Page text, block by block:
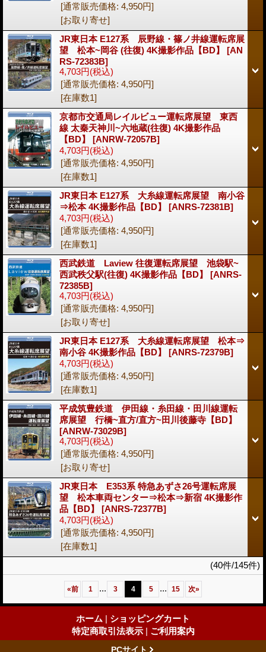
[通常販売価格: 4,950円]
[お取り寄せ]
JR東日本 E127系 辰野線・篠ノ井線運転席展
望 松本~岡谷 (往復) 4K撮影作品【BD】 [AN
RS-72383B]
4,703円(税込)
[通常販売価格: 4,950円]
[在庫数1]
京都市交通局レイルビュー運転席展望 東西
線 太秦天神川~六地蔵(往復) 4K撮影作品
【BD】 [ANRW-72057B]
4,703円(税込)
[通常販売価格: 4,950円]
[在庫数1]
JR東日本 E127系 大糸線運転席展望 南小谷
⇒松本 4K撮影作品【BD】 [ANRS-72381B]
4,703円(税込)
[通常販売価格: 4,950円]
[在庫数1]
西武鉄道 Laview 往復運転席展望 池袋駅~
西武秩父駅(往復) 4K撮影作品【BD】 [ANRS-
72385B]
4,703円(税込)
[通常販売価格: 4,950円]
[お取り寄せ]
JR東日本 E127系 大糸線運転席展望 松本⇒
南小谷 4K撮影作品【BD】 [ANRS-72379B]
4,703円(税込)
[通常販売価格: 4,950円]
[在庫数1]
平成筑豊鉄道 伊田線・糸田線・田川線運転
席展望 行橋~直方/直方~田川後藤寺【BD】
[ANRW-73029B]
4,703円(税込)
[通常販売価格: 4,950円]
[お取り寄せ]
JR東日本 E353系 特急あずさ26号運転席展
望 松本車両センター⇒松本⇒新宿 4K撮影作
品【BD】 [ANRS-72377B]
4,703円(税込)
[通常販売価格: 4,950円]
[在庫数1]
(40件/145件)
«前 1 ... 3 4 5 ... 15 次»
ホーム | ショッピングカート
特定商取引法表示 | ご利用案内
PCサイト